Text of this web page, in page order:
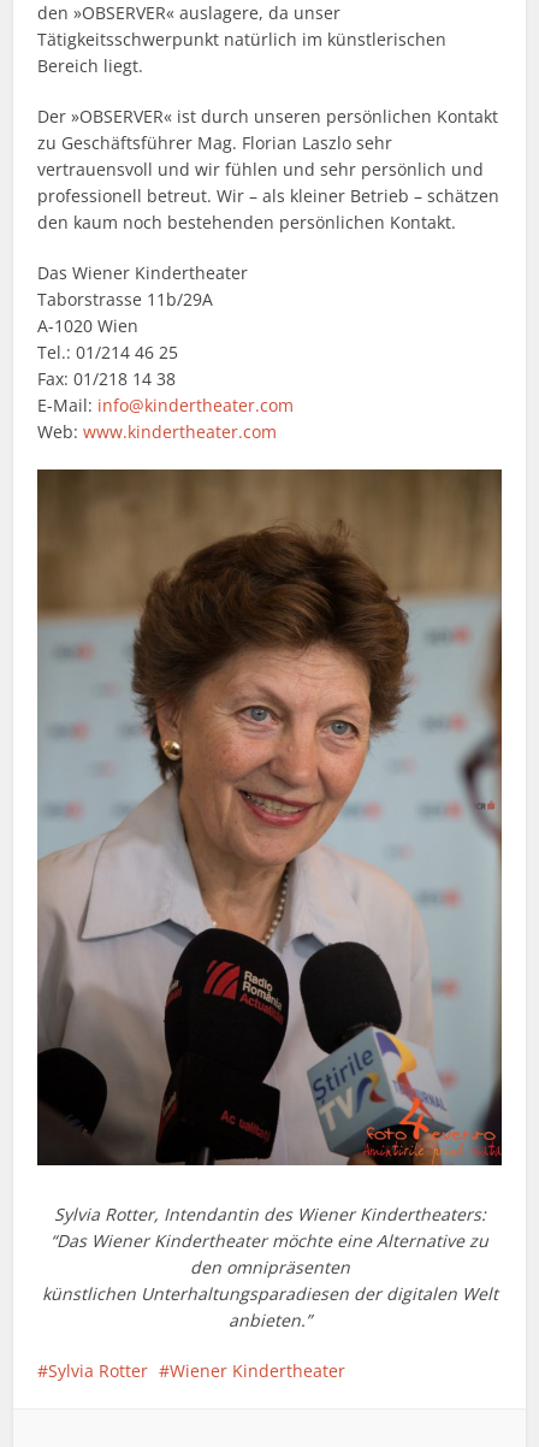
den »OBSERVER« auslagere, da unser
Tätigkeitsschwerpunkt natürlich im künstlerischen
Bereich liegt.
Der »OBSERVER« ist durch unseren persönlichen Kontakt
zu Geschäftsführer Mag. Florian Laszlo sehr
vertrauensvoll und wir fühlen und sehr persönlich und
professionell betreut. Wir – als kleiner Betrieb – schätzen
den kaum noch bestehenden persönlichen Kontakt.
Das Wiener Kindertheater
Taborstrasse 11b/29A
A-1020 Wien
Tel.: 01/214 46 25
Fax: 01/218 14 38
E-Mail: info@kindertheater.com
Web:www.kindertheater.com
Sylvia Rotter, Intendantin des Wiener Kindertheaters:
“Das Wiener Kindertheater möchte eine Alternative zu
den omnipräsenten
künstlichen Unterhaltungsparadiesen der digitalen Welt
anbieten.”
Sylvia Rotter Wiener Kindertheater